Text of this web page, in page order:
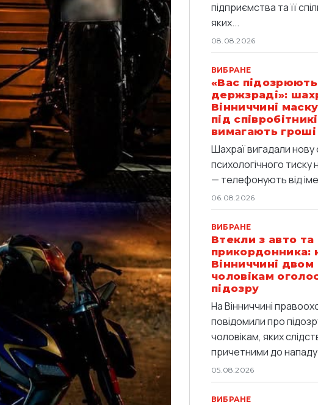
підприємства та її
яких...
08.08.2026
ВИБРАНЕ
«Вас
держзраді»:
Вінниччині
під
вимагають гроші
Шахраї вигадали нову
психологічного тиску
— телефонують від
06.08.2026
ВИБРАНЕ
Втекли з авто та
прикордонника:
Вінниччині двом
чоловікам
підозру
На Вінниччині
повідомили про
чоловікам, яких
причетними до
05.08.2026
ВИБРАНЕ